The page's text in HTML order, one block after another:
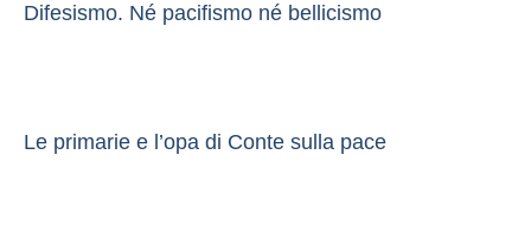
Difesismo. Né pacifismo né bellicismo
Le primarie e l’opa di Conte sulla pace